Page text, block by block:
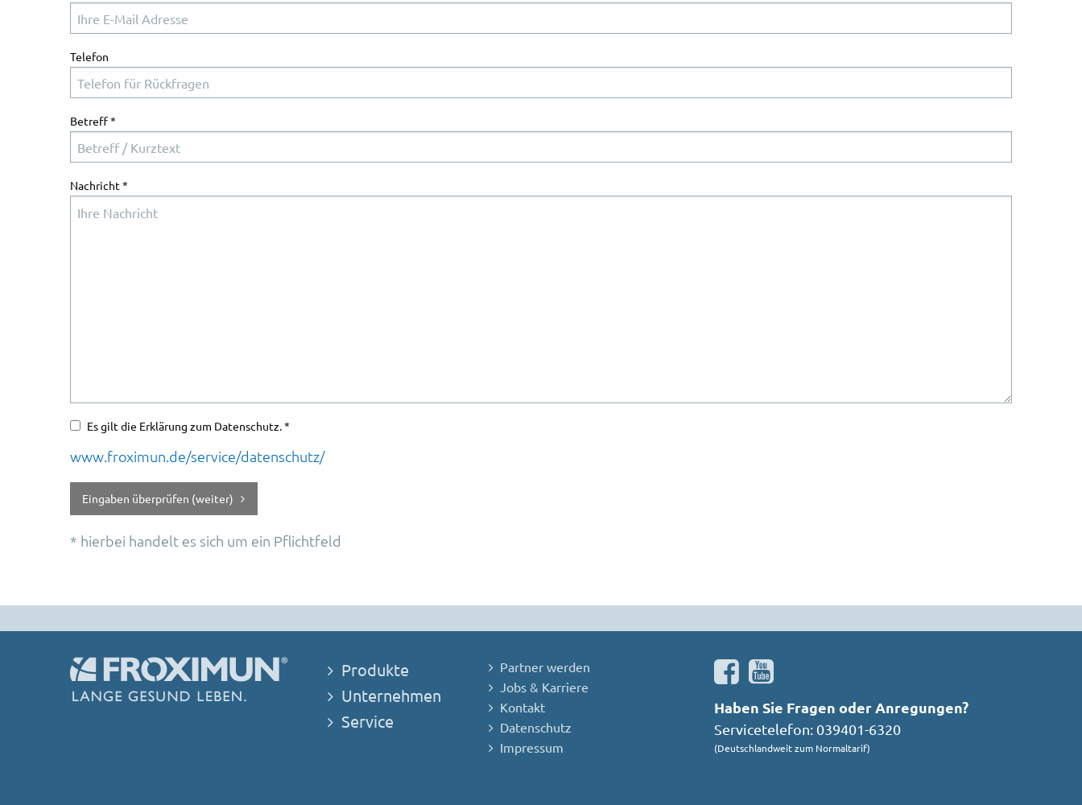
Telefon
Betreff*
Nachricht*
Es gilt die Erklärung zum Datenschutz.*
www.froximun.de/service/datenschutz/
Eingaben überprüfen (weiter)
* hierbei handelt es sich um ein Pflichtfeld
Produkte
Unternehmen
Service
Partner werden
Jobs & Karriere
Kontakt
Datenschutz
Impressum
Haben Sie Fragen oder Anregungen?
Servicetelefon: 039401-6320
(Deutschlandweit zum Normaltarif)